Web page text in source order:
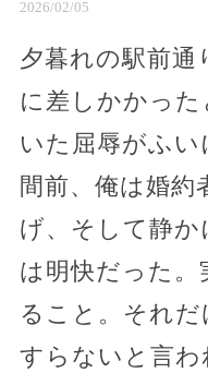
2026/02/05
夕暮れの駅前通
に差しかかっ
いた屈辱がふ
間前、俺は婚約
げ、そして静か
は明快だった。
ること。それ
すらないと言わ